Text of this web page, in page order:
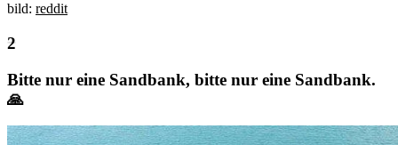
bild: reddit
Bitte nur eine Sandbank, bitte nur eine Sandbank.
🙏